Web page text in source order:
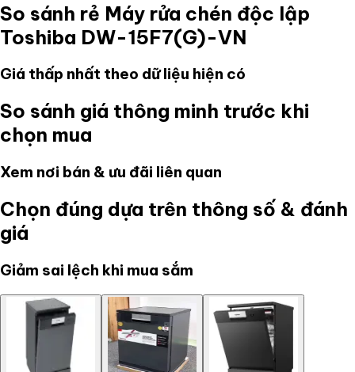
So sánh rẻ Máy rửa chén độc lập
Toshiba DW-15F7(G)-VN
Giá thấp nhất theo dữ liệu hiện có
So sánh giá thông minh trước khi
chọn mua
Xem nơi bán & ưu đãi liên quan
Chọn đúng dựa trên thông số & đánh
giá
Giảm sai lệch khi mua sắm